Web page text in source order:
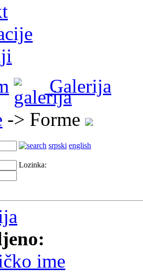
Galerija
-> Forme
srpski english
Lozinka:
ime